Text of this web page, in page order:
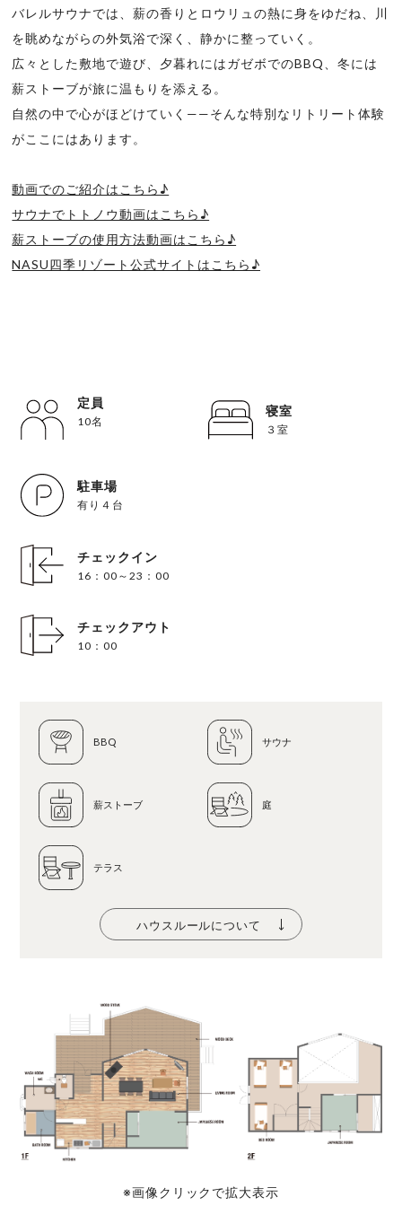
バレルサウナでは、薪の香りとロウリュの熱に身をゆだね、川
を眺めながらの外気浴で深く、静かに整っていく。
広々とした敷地で遊び、夕暮れにはガゼボでのBBQ、冬には
薪ストーブが旅に温もりを添える。
自然の中で心がほどけていく——そんな特別なリトリート体験
がここにはあります。
動画でのご紹介はこちら♪
サウナでトトノウ動画はこちら♪
薪ストーブの使用方法動画はこちら♪
NASU四季リゾート公式サイトはこちら♪
定員
10名
寝室
３室
駐車場
有り４台
チェックイン
16：00～23：00
チェックアウト
10：00
BBQ サウナ
薪ストーブ 庭
テラス
ハウスルールについて
※画像クリックで拡大表示